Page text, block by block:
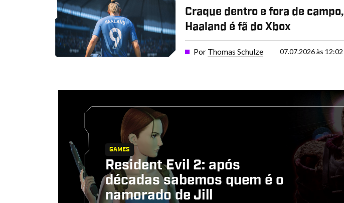
Craque dentro e fora de campo,
Haaland é fã do Xbox
Por Thomas Schulze 07.07.2026 às 12:02
GAMES
Resident Evil 2: após
décadas sabemos quem é o
namorado de Jill